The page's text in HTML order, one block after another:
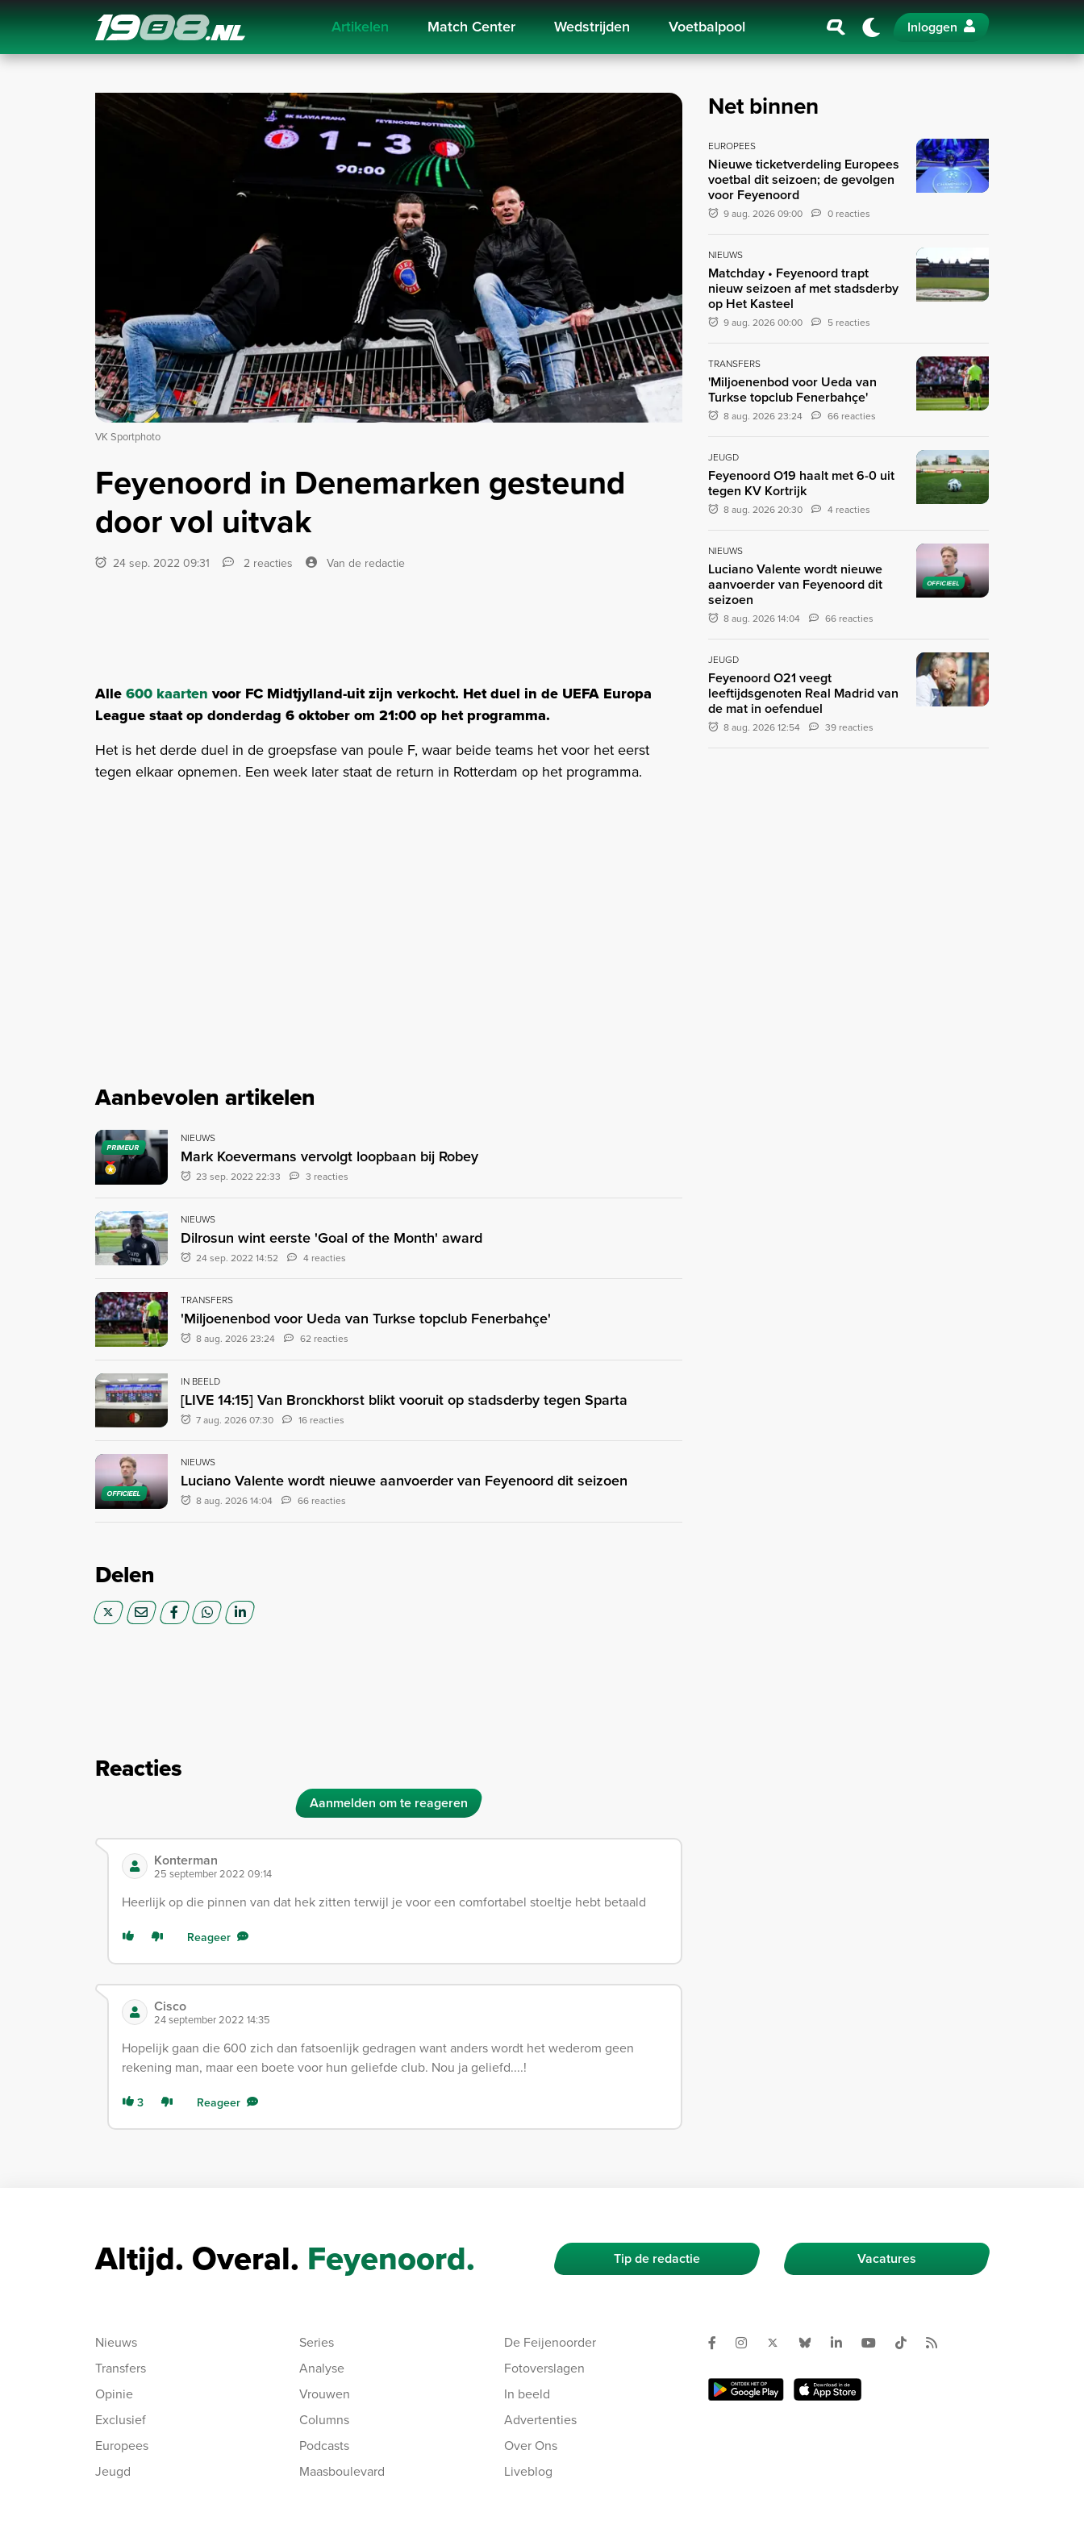
Navigation Artikelen Match Center Wedstrijden Voetbalpool Inloggen
VK Sportphoto
Feyenoord in Denemarken gesteund
door vol uitvak
24 sep. 2022 09:31 2 reacties Van de redactie
Alle600 kaarten voor FC Midtjylland-uit zijn verkocht. Het duel in de UEFA Europa
League staat op donderdag 6 oktober om 21:00 op het programma.
Het is het derde duel in de groepsfase van poule F, waar beide teams het voor het eerst
tegen elkaar opnemen. Een week later staat de return in Rotterdam op het programma.
Aanbevolen artikelen
PRIMEUR
NIEUWS
Mark Koevermans vervolgt loopbaan bij Robey
23 sep. 2022 22:33 3 reacties
NIEUWS
Dilrosun wint eerste 'Goal of the Month' award
24 sep. 2022 14:52 4 reacties
TRANSFERS
'Miljoenenbod voor Ueda van Turkse topclub Fenerbahçe'
8 aug. 2026 23:24 62 reacties
IN BEELD
[LIVE 14:15] Van Bronckhorst blikt vooruit op stadsderby tegen Sparta
7 aug. 2026 07:30 16 reacties
OFFICIEEL
NIEUWS
Luciano Valente wordt nieuwe aanvoerder van Feyenoord dit seizoen
8 aug. 2026 14:04 66 reacties
Delen
Reacties
Aanmelden om te reageren
Konterman
25 september 2022 09:14
Heerlijk op die pinnen van dat hek zitten terwijl je voor een comfortabel stoeltje hebt betaald
Reageer
Cisco
24 september 2022 14:35
Hopelijk gaan die 600 zich dan fatsoenlijk gedragen want anders wordt het wederom geen
rekening man, maar een boete voor hun geliefde club. Nou ja geliefd....!
3 Reageer
Net binnen
EUROPEES
Nieuwe ticketverdeling Europees
voetbal dit seizoen; de gevolgen
voor Feyenoord
9 aug. 2026 09:00 0 reacties
NIEUWS
Matchday • Feyenoord trapt
nieuw seizoen af met stadsderby
op Het Kasteel
9 aug. 2026 00:00 5 reacties
TRANSFERS
'Miljoenenbod voor Ueda van
Turkse topclub Fenerbahçe'
8 aug. 2026 23:24 66 reacties
JEUGD
Feyenoord O19 haalt met 6-0 uit
tegen KV Kortrijk
8 aug. 2026 20:30 4 reacties
OFFICIEEL
NIEUWS
Luciano Valente wordt nieuwe
aanvoerder van Feyenoord dit
seizoen
8 aug. 2026 14:04 66 reacties
JEUGD
Feyenoord O21 veegt
leeftijdsgenoten Real Madrid van
de mat in oefenduel
8 aug. 2026 12:54 39 reacties
Altijd. Overal. Feyenoord. Tip de redactie Vacatures
Nieuws
Transfers
Opinie
Exclusief
Europees
Jeugd
Series
Analyse
Vrouwen
Columns
Podcasts
Maasboulevard
De Feijenoorder
Fotoverslagen
In beeld
Advertenties
Over Ons
Liveblog